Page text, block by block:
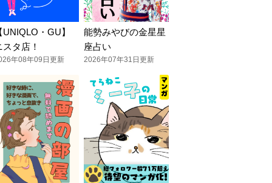
UNIQLO・GU】
スタ店！
年08年09日更新
能勢みやびの金星星
座占い
2026年07年31日更新